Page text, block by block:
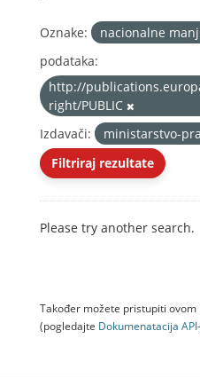
Oznake: nacionalne
podataka:
http://
right/PUBLIC
Izdavači:
ministarstvo-
Filtriraj rezultate
Please try another search.
Također možete pristupiti
(pogledajte Dokumenаtаcijа